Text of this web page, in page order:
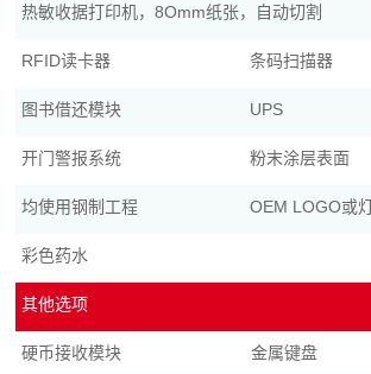
热敏收据打印机，8Omm纸张，自动切割
RFID读卡器 条码扫描器
图书借还模块 UPS
开门警报系统 粉末涂层表面
均使用钢制工程 OEM LOGO或
彩色药水
其他选项
硬币接收模块 金属键盘